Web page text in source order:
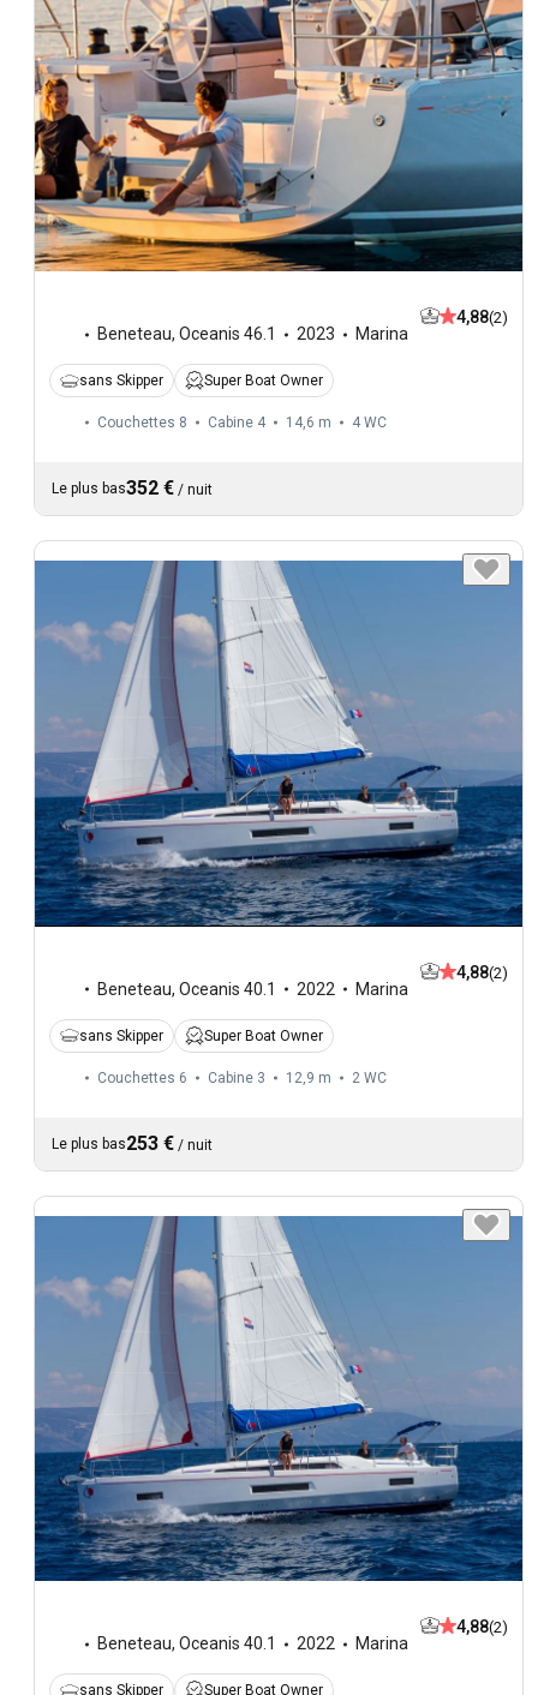
Beneteau, Oceanis 46.1 2023 Marina
4,88(2)
sans Skipper Super Boat Owner
Couchettes 8 Cabine 4 14,6 m 4 WC
Le plus bas352 € / nuit
Beneteau, Oceanis 40.1 2022 Marina
4,88(2)
sans Skipper Super Boat Owner
Couchettes 6 Cabine 3 12,9 m 2 WC
Le plus bas253 € / nuit
Beneteau, Oceanis 40.1 2022 Marina
4,88(2)
sans Skipper Super Boat Owner